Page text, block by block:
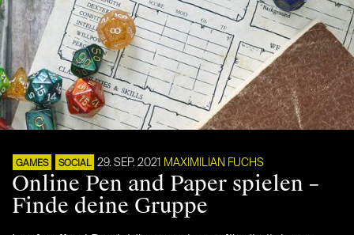
GAMES SOCIAL 29. SEP. 2021 MAXIMILIAN FUCHS
Online Pen and Paper spielen –
Finde deine Gruppe